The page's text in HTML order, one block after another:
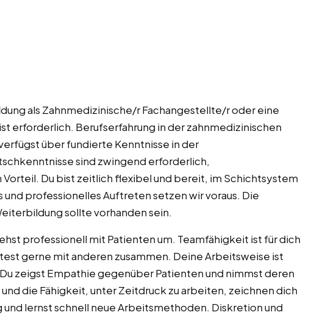
als Zahnmedizinische/r Fachangestellte/r oder eine
erforderlich. Berufserfahrung in der zahnmedizinischen
über fundierte Kenntnisse in der
sind zwingend erforderlich,
Vorteil. Du bist zeitlich flexibel und bereit, im Schichtsystem
und professionelles Auftreten setzen wir voraus. Die
sollte vorhanden sein.
professionell mit Patienten um. Teamfähigkeit ist für dich
gerne mit anderen zusammen. Deine Arbeitsweise ist
zeigst Empathie gegenüber Patienten und nimmst deren
die Fähigkeit, unter Zeitdruck zu arbeiten, zeichnen dich
und lernst schnell neue Arbeitsmethoden. Diskretion und